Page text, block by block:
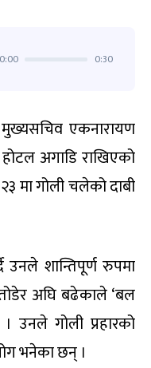
0:00 0:30
मुख्यसचिव एकनारायण
अगाडि राखिएको
मा गोली चलेको दाबी
शान्तिपूर्ण रुपमा
अघि बढेकाले ‘बल
उनले गोली प्रहारको
भनेका छन् ।